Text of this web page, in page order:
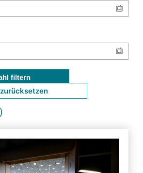
filtern